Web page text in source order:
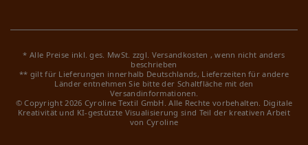
* Alle Preise inkl. ges. MwSt. zzgl. Versandkosten , wenn nicht anders
beschrieben
** gilt für Lieferungen innerhalb Deutschlands, Lieferzeiten für andere
Länder entnehmen Sie bitte der Schaltfläche mit den
Versandinformationen.
© Copyright 2026 Cyroline Textil GmbH. Alle Rechte vorbehalten. Digitale
Kreativität und KI-gestützte Visualisierung sind Teil der kreativen Arbeit
von Cyroline